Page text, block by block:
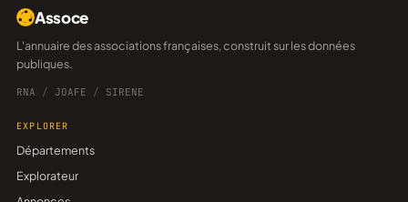
Assoce
L'annuaire des associations françaises, construit sur les données
publiques.
RNA / JOAFE / SIRENE
EXPLORER
Départements
Explorateur